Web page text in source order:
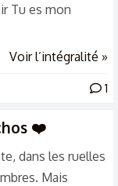
Tu es mon
Voir l’intégralité »
1
❤️
dans les ruelles
Mais